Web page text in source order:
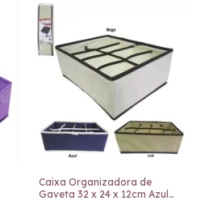
Caixa Organizadora de
Gaveta 32 x 24 x 12cm Azul